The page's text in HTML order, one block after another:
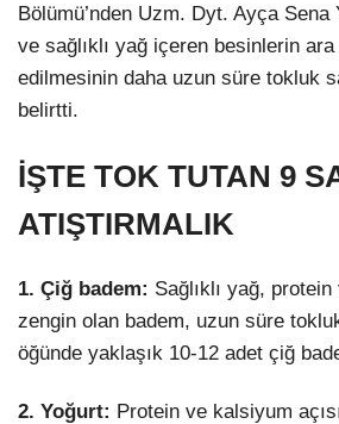
Bölümü’nden Uzm. Dyt. Ayça Sena
ve sağlıklı yağ içeren besinlerin
edilmesinin daha uzun süre tokluk
belirtti.
İŞTE TOK TUTAN 9
ATIŞTIRMALIK
1. Çiğ badem: Sağlıklı yağ,
zengin olan badem, uzun süre
öğünde yaklaşık 10-12 adet çiğ
2. Yoğurt: Protein ve kalsiyum